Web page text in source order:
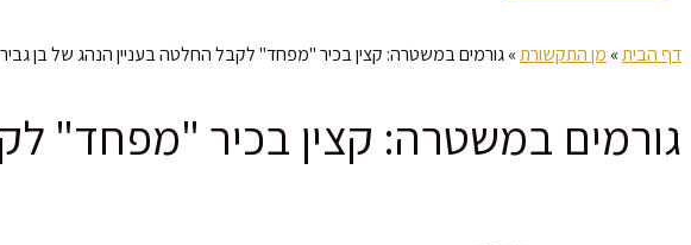
דף הבית» מן התקשורת»גורמים במשטרה: קצין בכיר "מפחד" לקבל החלטה בעניין הנהג של בן גביר
גורמים במשטרה: קצין בכיר "מפחד"